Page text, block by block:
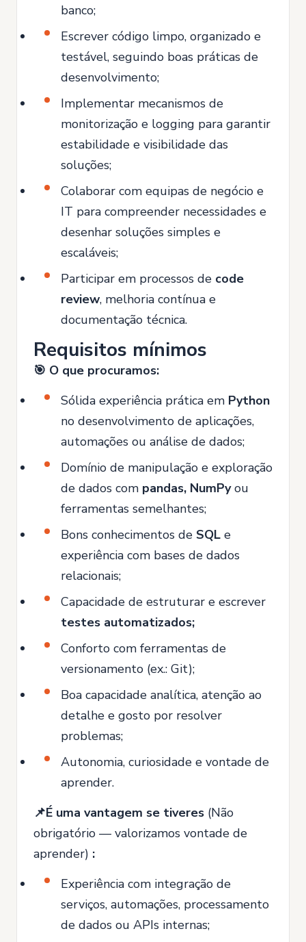
banco;
Escrever código limpo, organizado e
testável, seguindo boas práticas de
desenvolvimento;
Implementar mecanismos de
monitorização e logging para garantir
estabilidade e visibilidade das
soluções;
Colaborar com equipas de negócio e
IT para compreender necessidades e
desenhar soluções simples e
escaláveis;
Participar em processos de code
review, melhoria contínua e
documentação técnica.
Requisitos mínimos
🎯 O que procuramos:
Sólida experiência prática em Python
no desenvolvimento de aplicações,
automações ou análise de dados;
Domínio de manipulação e exploração
de dados com pandas, NumPyou
ferramentas semelhantes;
Bons conhecimentos de SQL e
experiência com bases de dados
relacionais;
Capacidade de estruturar e escrever
testes automatizados;
Conforto com ferramentas de
versionamento (ex.: Git);
Boa capacidade analítica, atenção ao
detalhe e gosto por resolver
problemas;
Autonomia, curiosidade e vontade de
aprender.
📌É uma vantagem se tiveres (Não
obrigatório — valorizamos vontade de
aprender) :
Experiência com integração de
serviços, automações, processamento
de dados ou APIs internas;